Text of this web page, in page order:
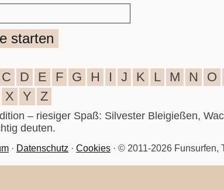
starten
C D E F G H I J K L M N O
X Y Z
– riesiger Spaß: Silvester Bleigießen,
deuten.
· Datenschutz · Cookies · © 2011-2026 Funsurfen,